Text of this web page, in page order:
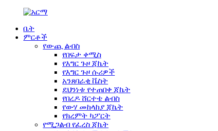
ቤት
ምርቶች
የውጪ ልብስ
የበፍታ ቀሚስ
የእግር ጉዞ ጃኬት
የእግር ጉዞ ሱሪዎች
አንጸባራቂ ቬስት
ደህንነቱ የተጠበቀ ጃኬት
የበረዶ ሸርተቴ ልብስ
የውሃ መከላከያ ጃኬት
የክረምት ካፖርት
የሚጋልብ የፈረስ ጃኬት